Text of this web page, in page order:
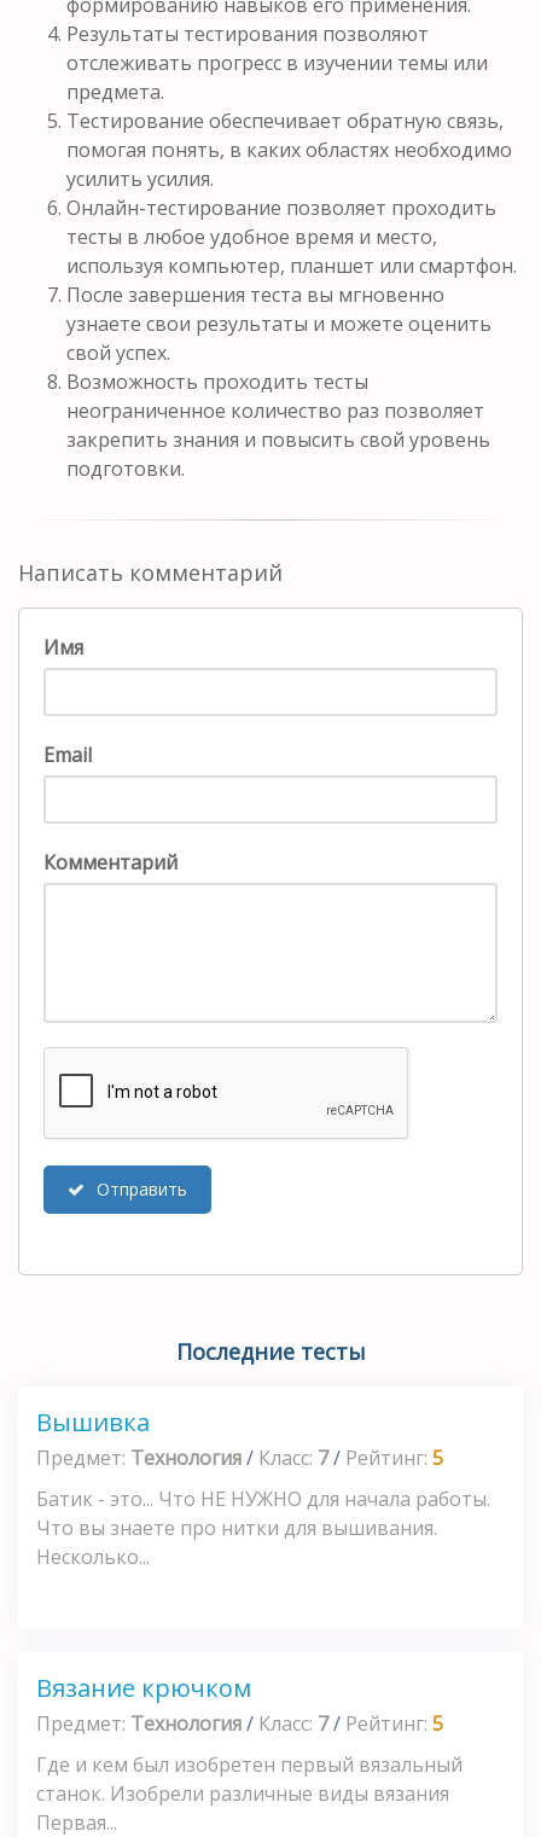
Результаты тестирования позволяют
отслеживать прогресс в изучении темы или
предмета.
Тестирование обеспечивает обратную связь,
помогая понять, в каких областях необходимо
усилить усилия.
Онлайн-тестирование позволяет проходить
тесты в любое удобное время и место,
используя компьютер, планшет или смартфон.
После завершения теста вы мгновенно
узнаете свои результаты и можете оценить
свой успех.
Возможность проходить тесты
неограниченное количество раз позволяет
закрепить знания и повысить свой уровень
подготовки.
Написать комментарий
Имя
Email
Комментарий
Отправить
Последние тесты
Вышивка
Предмет: Технология/ Класс: 7/ Рейтинг: 5
Батик - это... Что НЕ НУЖНО для начала работы.
Что вы знаете про нитки для вышивания.
Несколько...
Вязание крючком
Предмет: Технология/ Класс: 7/ Рейтинг: 5
Где и кем был изобретен первый вязальный
станок. Изобрели различные виды вязания
Первая...